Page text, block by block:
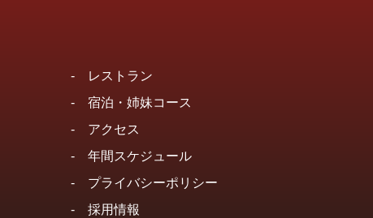
-
レストラン
- 宿泊・姉妹コース
- アクセス
- 年間スケジュール
- プライバシーポリシー
- 採用情報